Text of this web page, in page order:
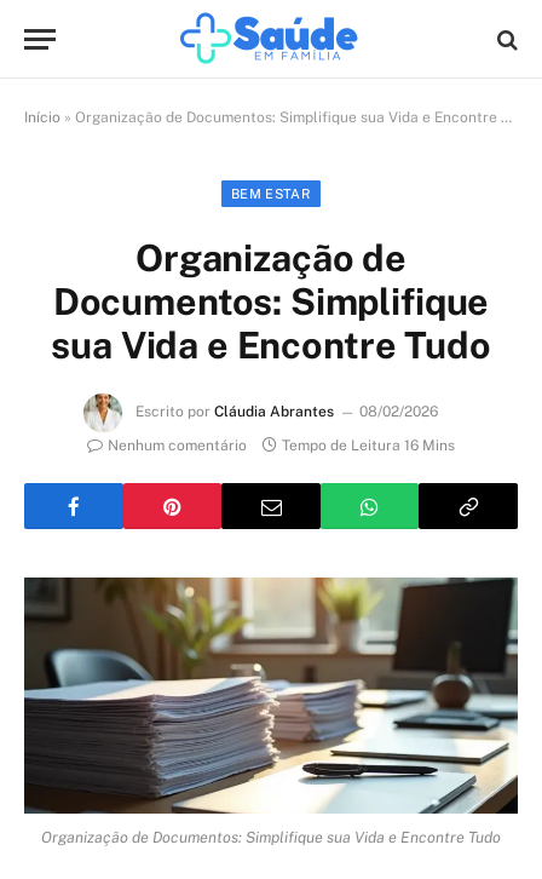
Início » Organização de Documentos: Simplifique sua Vida e Encontre Tudo
BEM ESTAR
Organização de
Documentos: Simplifique
sua Vida e Encontre Tudo
Escrito por Cláudia Abrantes
08/02/2026
Nenhum comentário
Tempo de Leitura 16 Mins
Organização de Documentos: Simplifique sua Vida e Encontre Tudo